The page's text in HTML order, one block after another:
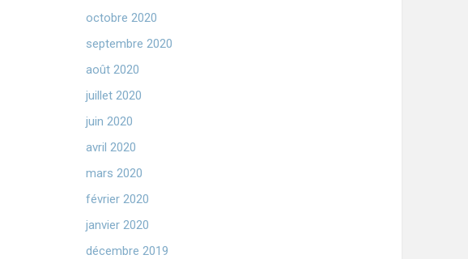
octobre 2020
septembre 2020
août 2020
juillet 2020
juin 2020
avril 2020
mars 2020
février 2020
janvier 2020
décembre 2019